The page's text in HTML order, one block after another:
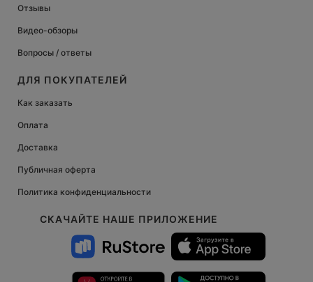
СКАЧАЙТЕ НАШЕ ПРИЛОЖЕНИЕ
Отзывы
Видео-обзоры
Вопросы / ответы
ДЛЯ ПОКУПАТЕЛЕЙ
Как заказать
Оплата
Доставка
Публичная оферта
Политика конфиденциальности